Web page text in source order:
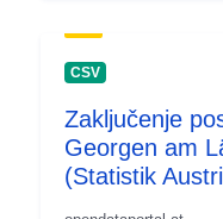
CSV
Zaključenje
Georgen am
(Statistik